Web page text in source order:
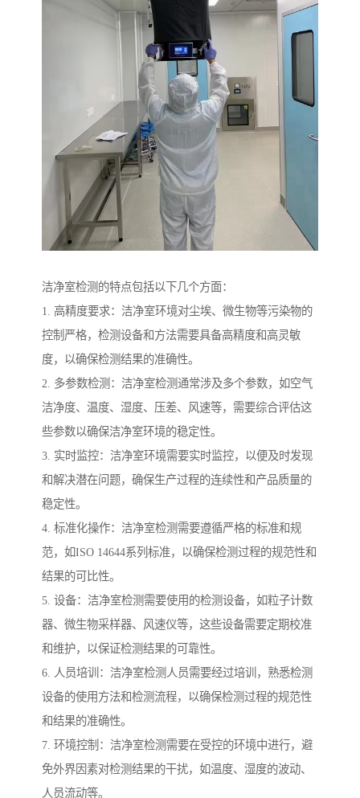
洁净室检测的特点包括以下几个方面：
1. 高精度要求：洁净室环境对尘埃、微生物等污染物的
控制严格，检测设备和方法需要具备高精度和高灵敏
度，以确保检测结果的准确性。
2. 多参数检测：洁净室检测通常涉及多个参数，如空气
洁净度、温度、湿度、压差、风速等，需要综合评估这
些参数以确保洁净室环境的稳定性。
3. 实时监控：洁净室环境需要实时监控，以便及时发现
和解决潜在问题，确保生产过程的连续性和产品质量的
稳定性。
4. 标准化操作：洁净室检测需要遵循严格的标准和规
范，如ISO 14644系列标准，以确保检测过程的规范性和
结果的可比性。
5. 设备：洁净室检测需要使用的检测设备，如粒子计数
器、微生物采样器、风速仪等，这些设备需要定期校准
和维护，以保证检测结果的可靠性。
6. 人员培训：洁净室检测人员需要经过培训，熟悉检测
设备的使用方法和检测流程，以确保检测过程的规范性
和结果的准确性。
7. 环境控制：洁净室检测需要在受控的环境中进行，避
免外界因素对检测结果的干扰，如温度、湿度的波动、
人员流动等。